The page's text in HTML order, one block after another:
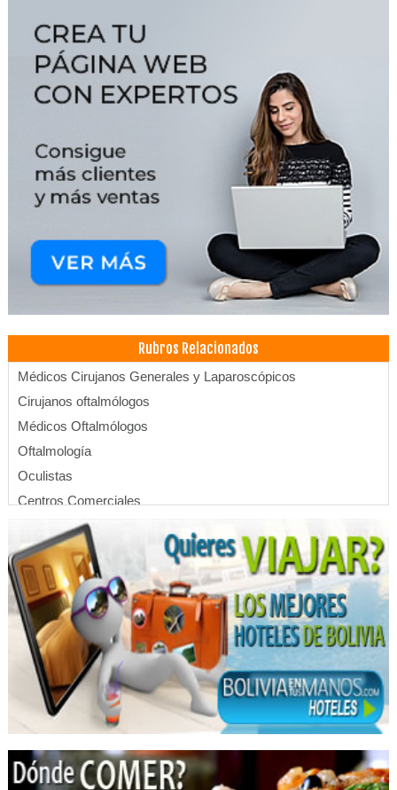
Rubros Relacionados
Médicos Cirujanos Generales y Laparoscópicos
Cirujanos oftalmólogos
Médicos Oftalmólogos
Oftalmología
Oculistas
Centros Comerciales
Profesionales
Salud: Centros Médicos
Salud Integral
Administración, Asesores en
Blanqueamiento Dental
Clínica Dental
Clínicas Odontológicas
Dentistas
Estética Dental
Implantología Dental
Implantes dentales